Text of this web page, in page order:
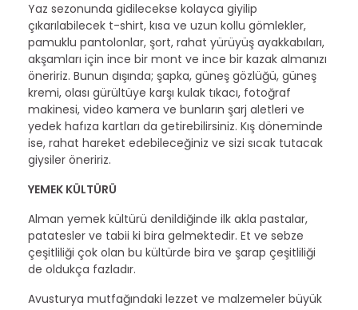
Yaz sezonunda gidilecekse kolayca giyilip
çıkarılabilecek t-shirt, kısa ve uzun kollu gömlekler,
pamuklu pantolonlar, şort, rahat yürüyüş ayakkabıları,
akşamları için ince bir mont ve ince bir kazak almanızı
öneririz. Bunun dışında; şapka, güneş gözlüğü, güneş
kremi, olası gürültüye karşı kulak tıkacı, fotoğraf
makinesi, video kamera ve bunların şarj aletleri ve
yedek hafıza kartları da getirebilirsiniz. Kış döneminde
ise, rahat hareket edebileceğiniz ve sizi sıcak tutacak
giysiler öneririz.
YEMEK KÜLTÜRÜ
Alman yemek kültürü denildiğinde ilk akla pastalar,
patatesler ve tabii ki bira gelmektedir. Et ve sebze
çeşitliliği çok olan bu kültürde bira ve şarap çeşitliliği
de oldukça fazladır.
Avusturya mutfağındaki lezzet ve malzemeler büyük